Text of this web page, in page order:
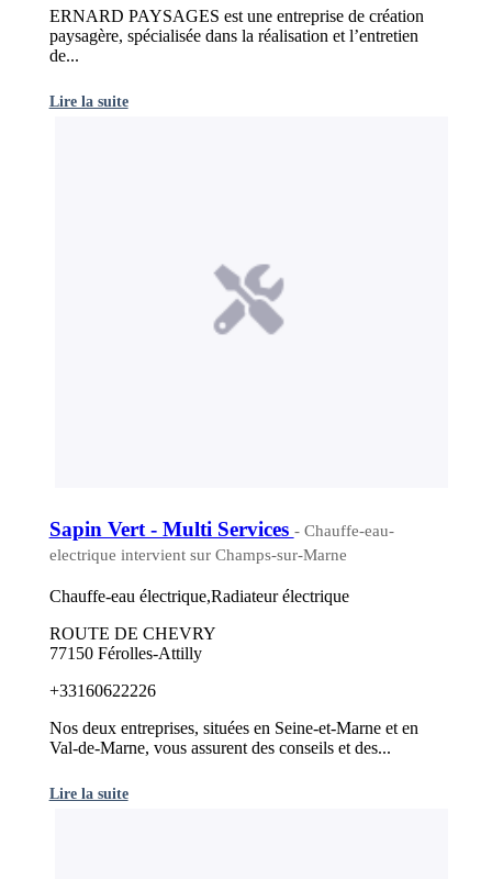
ERNARD PAYSAGES est une entreprise de création
paysagère, spécialisée dans la réalisation et l’entretien
de...
Lire la suite
Sapin Vert - Multi Services - Chauffe-eau-
electrique intervient sur Champs-sur-Marne
Chauffe-eau électrique,Radiateur électrique
ROUTE DE CHEVRY
77150 Férolles-Attilly
+33160622226
Nos deux entreprises, situées en Seine-et-Marne et en
Val-de-Marne, vous assurent des conseils et des...
Lire la suite